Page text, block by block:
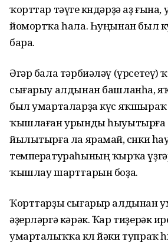
ҡорттар тәүге көндәрҙә аҙ ғына,
йомортҡа һала. Һуңынан был
бара.
Әгәр бала тәрбиәләү (үрсетеү)
сығарыу алдынан башланһа,
был умарталарҙа күс яҡшыраҡ
ҡышлаған урынды һыуытырға
йылытырға ла ярамай, сөнки
температураһының ҡырҡа
ҡышлау шарттарын боҙа.
Ҡорттарҙы сығарыр алдынан
әҙерләргә кәрәк. Ҡар тиҙерәк иреп
умарталыҡҡа көл йәки тупраҡ